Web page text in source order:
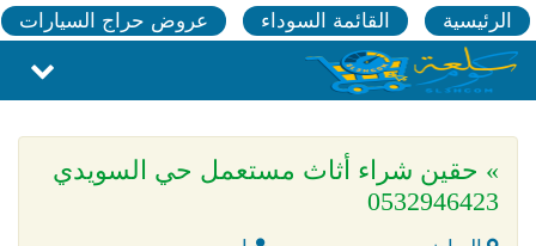
الرئيسية القائمة السوداء عروض حراج السيارات
» حقين شراء أثاث مستعمل حي السويدي
0532946423